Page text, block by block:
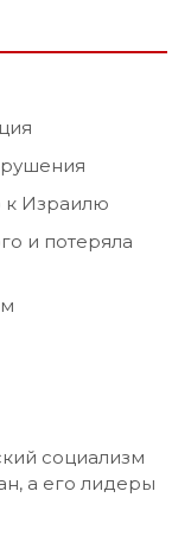
к Израилю
и потеряла
социализм
а его лидеры